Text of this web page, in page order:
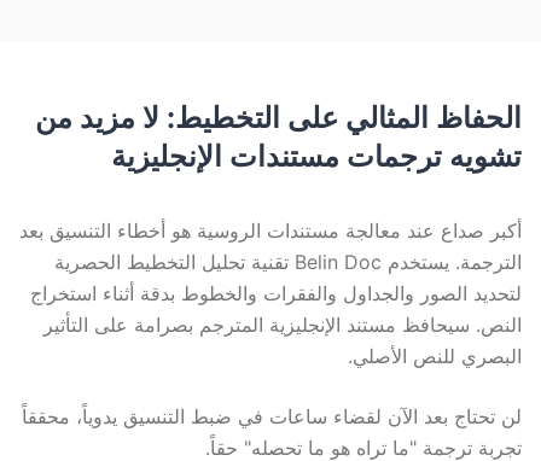
الحفاظ المثالي على التخطيط: لا مزيد من
تشويه ترجمات مستندات الإنجليزية
أكبر صداع عند معالجة مستندات الروسية هو أخطاء التنسيق بعد
الترجمة. يستخدم Belin Doc تقنية تحليل التخطيط الحصرية
لتحديد الصور والجداول والفقرات والخطوط بدقة أثناء استخراج
النص. سيحافظ مستند الإنجليزية المترجم بصرامة على التأثير
البصري للنص الأصلي.
لن تحتاج بعد الآن لقضاء ساعات في ضبط التنسيق يدوياً، محققاً
تجربة ترجمة "ما تراه هو ما تحصله" حقاً.